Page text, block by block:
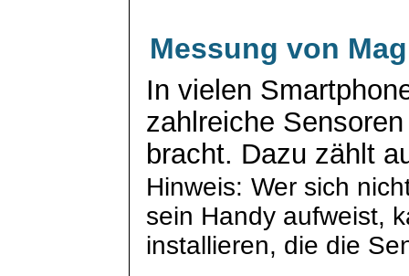
Messung von
In vielen
zahlreiche
bracht. Dazu zählt
Hinweis: Wer sich
sein Handy aufweist,
installieren, die die